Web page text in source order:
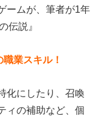
ームが、筆者が1年
伝説』
業スキル！
化にしたり、召喚
ィの補助など、個